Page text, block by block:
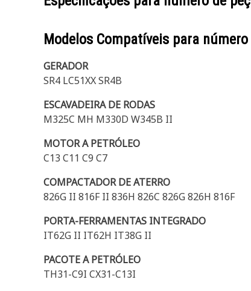
Modelos Compatíveis para
GERADOR
SR4 LC51XX SR4B
ESCAVADEIRA DE RODAS
M325C MH M330D W345B II
MOTOR A PETRÓLEO
C13 C11 C9 C7
COMPACTADOR DE ATERRO
826G II 816F II 836H 826C 826G 826H 816F
PORTA-FERRAMENTAS INTEGRADO
IT62G II IT62H IT38G II
PACOTE A PETRÓLEO
TH31-C9I CX31-C13I